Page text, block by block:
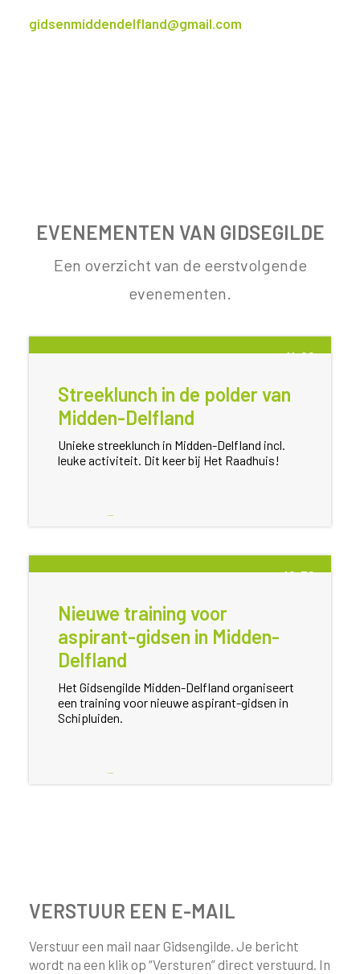
gidsenmiddendelfland@gmail.com
EVENEMENTEN VAN GIDSEGILDE
Een overzicht van de eerstvolgende
evenementen.
29 AUG 11:00
Streeklunch in de polder van
Midden-Delfland
Unieke streeklunch in Midden-Delfland incl.
leuke activiteit. Dit keer bij Het Raadhuis!
5 SEP 10:30
Nieuwe training voor
aspirant-gidsen in Midden-
Delfland
Het Gidsengilde Midden-Delfland organiseert
een training voor nieuwe aspirant-gidsen in
Schipluiden.
VERSTUUR EEN E-MAIL
Verstuur een mail naar Gidsengilde. Je bericht
wordt na een klik op “Versturen” direct verstuurd. In